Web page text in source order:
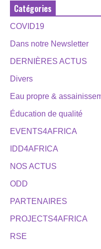
Catégories
COVID19
Dans notre Newsletter
DERNIÈRES ACTUS
Divers
Eau propre &
Éducation de qualité
EVENTS4AFRICA
IDD4AFRICA
NOS ACTUS
ODD
PARTENAIRES
PROJECTS4AFRICA
RSE